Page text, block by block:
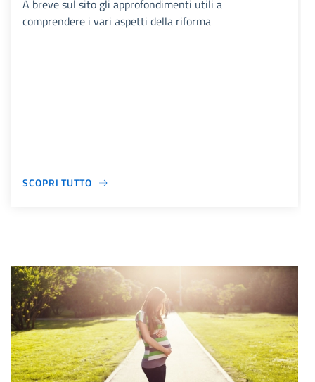
A breve sul sito gli approfondimenti utili a
comprendere i vari aspetti della riforma
SCOPRI TUTTO